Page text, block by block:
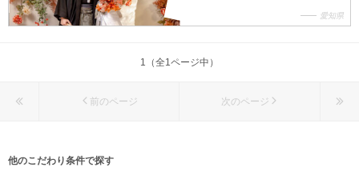
愛知県
1（全1ページ中）
前のページ 次のページ
他のこだわり条件で探す